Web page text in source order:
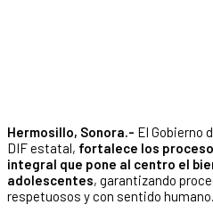
Hermosillo, Sonora.- El Gobierno
DIF estatal, fortalece los
integral que pone al centro el
adolescentes, garantizando
respetuosos y con sentido humano.